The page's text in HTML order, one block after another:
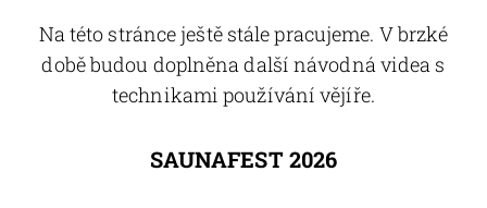
Na této stránce ještě stále pracujeme. V brzké
době budou doplněna další návodná videa s
technikami používání vějíře.
SAUNAFEST 2026